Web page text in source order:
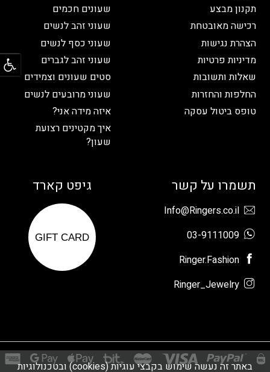
תקנון מבצע
רכישה מאובטחת
הצהרת נגישות
מדיניות פרטיות
שאלות ותשובות
החלפות והחזרות
טופס ביטול עסקה
שעונים חכמים
שעוני זהב לנשים
שעוני כסף לנשים
שעוני זהב לגברים
סטים שעונים וצמידים
שעוני מרובעים לנשים
איזה מידה אני?
איך מקטינים רצועת
שעון?
תשמרו על קשר
Info@Ringers.co.il
03-9111009
Ringer.Fashion
Ringer_Jewelry
גיפט קארד
GIFT CARD
באתר זה נעשה שימוש בקבצי עוגיות (cookies) ובטכנולוגיות